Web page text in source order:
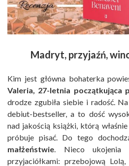
Madryt, przyjaźń,
Kim jest główna bohaterka
Valeria, 27-letnia początkująca
drodze zgubiła siebie i radość.
debiut-bestseller, a to dość
nad jakością książki, którą
próbuje pisać. Do tego
małżeństwie. Nieco ukojenia
przyjaciółkami: przebojową